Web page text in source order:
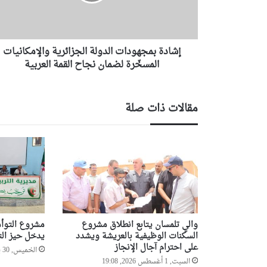
ه
ل
د
ة
ا
ج
ز
ا
ئ
ر
ي
إشادة بمجهودات الدولة الجزائرية والإمكانيات
المسخّرة لضمان نجاح القمة العربية
مقالات ذات صلة
والي تلمسان يتابع انطلاق مشروع
السكنات الوظيفية بالعريشة ويشدد
على احترام آجال الإنجاز
السبت, 1 أغسطس 2026, 19:08
مشروع
يدخل حيز
الخميس, 30 يوليو 2026, 7:18